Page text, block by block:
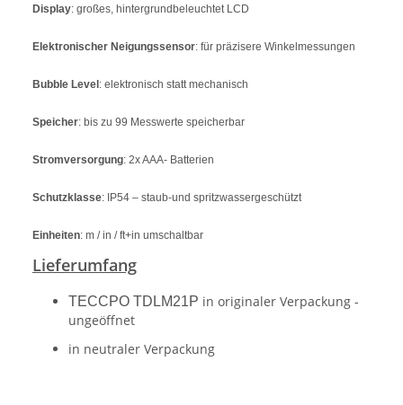
Display: großes, hintergrundbeleuchtet LCD
Elektronischer Neigungssensor: für präzisere Winkelmessungen
Bubble Level: elektronisch statt mechanisch
Speicher: bis zu 99 Messwerte speicherbar
Stromversorgung: 2x AAA- Batterien
Schutzklasse: IP54 – staub-und spritzwassergeschützt
Einheiten: m / in / ft+in umschaltbar
Lieferumfang
TECCPO TDLM21P in originaler Verpackung -
ungeöffnet
in neutraler Verpackung